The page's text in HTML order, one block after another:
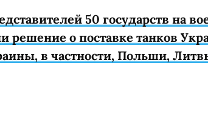
50 государств на
решение о поставке танков
в частности, Польши,